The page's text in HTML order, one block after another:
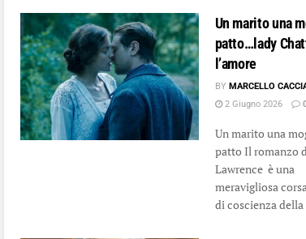
Un marito una
patto…lady
l’amore
BY MARCELLO
2 Giugno 2026
Un marito una
patto Il romanzo
Lawrence è una
meravigliosa
di coscienza della